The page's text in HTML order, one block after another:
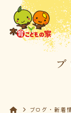
ブログ・新着